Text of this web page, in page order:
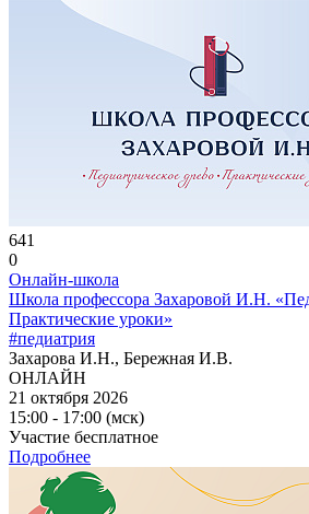
641
0
Онлайн-школа
Школа профессора Захаровой И.Н.
Практические уроки»
#педиатрия
Захарова И.Н., Бережная И.В.
ОНЛАЙН
21 октября 2026
15:00 - 17:00 (мск)
Участие бесплатное
Подробнее